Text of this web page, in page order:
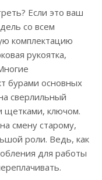
Если это ваш
со всем
комплектацию
рукоятка,
бурами основных
сверлильный
щетками, ключом.
смену старому,
роли. Ведь, как
для работы